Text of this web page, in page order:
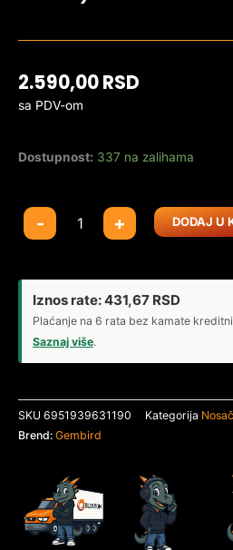
2.590,00RSD
sa PDV-om
Dostupnost: 337 na zalihama
-
MA-
DA1-
Gembird
podesivi
drzac
17-
32
max.9kg
DA1-
05)
količina
+ DODAJ U
Iznos rate:431,67 RSD
Plaćanje na 6 rata bez kamate
Saznaj više.
SKU 6951939631190 Kategorija
Brend: Gembird